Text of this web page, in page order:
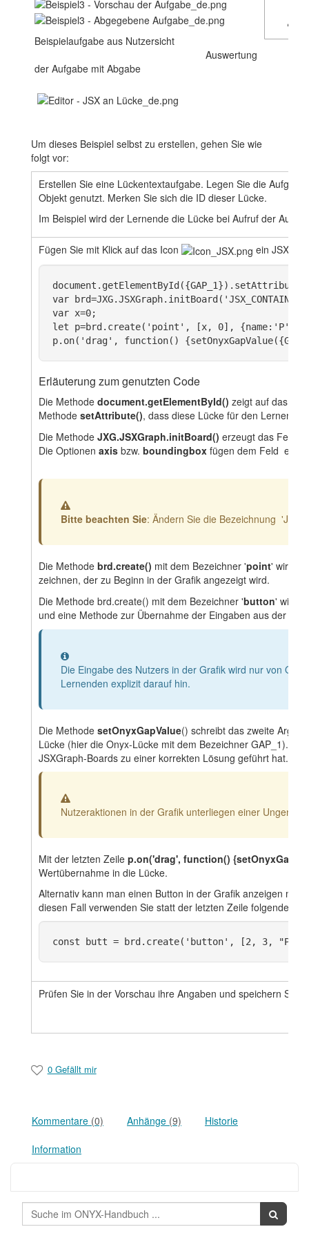
Beispielaufgabe aus Nutzersicht
Auswertung
der Aufgabe mit Abgabe
Um dieses Beispiel selbst zu erstellen, gehen Sie wie
folgt vor:
Erstellen Sie eine Lückentextaufgabe. Legen Sie die
Objekt genutzt. Merken Sie sich die ID dieser Lücke.
Im Beispiel wird der Lernende die Lücke bei Aufruf der
Fügen Sie mit Klick auf das Icon ein
var
var x=0;
let p=brd.create('point', [x, 0],
p.on('drag', function()
Erläuterung zum genutzten Code
Die Methode document.getElementById() zeigt auf das
Methode setAttribute(), dass diese Lücke für den
Die Methode JXG.JSXGraph.initBoard() erzeugt das Feld
Die Optionen axis bzw. boundingbox fügen dem Feld eine
Warnung
Bitte beachten Sie: Ändern Sie die Bezeichnung
Die Methode brd.create() mit dem Bezeichner 'point' wird
zeichnen, der zu Beginn in der Grafik angezeigt wird.
Die Methode brd.create() mit dem Bezeichner 'button' wird
und eine Methode zur Übernahme der Eingaben aus der
Information
Die Eingabe des Nutzers in der Grafik wird nur von
Lernenden explizit darauf hin.
Die Methode setOnyxGapValue() schreibt das zweite
Lücke (hier die Onyx-Lücke mit dem Bezeichner GAP_1).
JSXGraph-Boards zu einer korrekten Lösung geführt hat.
Warnung
Nutzeraktionen in der Grafik unterliegen einer
Mit der letzten Zeile p.on('drag', function()
Wertübernahme in die Lücke.
Alternativ kann man einen Button in der Grafik anzeigen mit
diesen Fall verwenden Sie statt der letzten Zeile folgenden
const butt = brd.create('button', [2, 3,
Prüfen Sie in der Vorschau ihre Angaben und speichern Sie
0 Gefällt mir
Kommentare (0) Anhänge (9) Historie
Information